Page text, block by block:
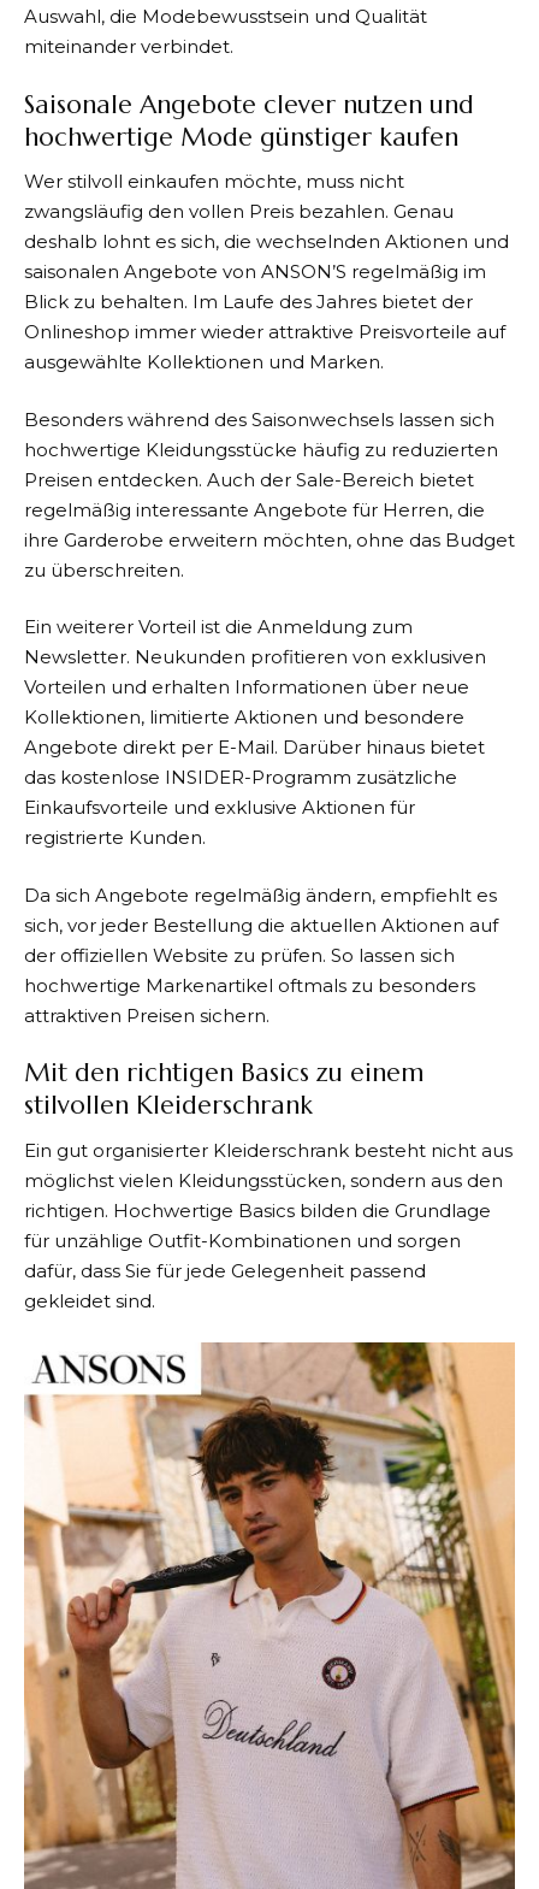
Auswahl, die Modebewusstsein und Qualität
miteinander verbindet.
Saisonale Angebote clever nutzen und
hochwertige Mode günstiger kaufen
Wer stilvoll einkaufen möchte, muss nicht
zwangsläufig den vollen Preis bezahlen. Genau
deshalb lohnt es sich, die wechselnden Aktionen und
saisonalen Angebote von ANSON’S regelmäßig im
Blick zu behalten. Im Laufe des Jahres bietet der
Onlineshop immer wieder attraktive Preisvorteile auf
ausgewählte Kollektionen und Marken.
Besonders während des Saisonwechsels lassen sich
hochwertige Kleidungsstücke häufig zu reduzierten
Preisen entdecken. Auch der Sale-Bereich bietet
regelmäßig interessante Angebote für Herren, die
ihre Garderobe erweitern möchten, ohne das Budget
zu überschreiten.
Ein weiterer Vorteil ist die Anmeldung zum
Newsletter. Neukunden profitieren von exklusiven
Vorteilen und erhalten Informationen über neue
Kollektionen, limitierte Aktionen und besondere
Angebote direkt per E-Mail. Darüber hinaus bietet
das kostenlose INSIDER-Programm zusätzliche
Einkaufsvorteile und exklusive Aktionen für
registrierte Kunden.
Da sich Angebote regelmäßig ändern, empfiehlt es
sich, vor jeder Bestellung die aktuellen Aktionen auf
der offiziellen Website zu prüfen. So lassen sich
hochwertige Markenartikel oftmals zu besonders
attraktiven Preisen sichern.
Mit den richtigen Basics zu einem
stilvollen Kleiderschrank
Ein gut organisierter Kleiderschrank besteht nicht aus
möglichst vielen Kleidungsstücken, sondern aus den
richtigen. Hochwertige Basics bilden die Grundlage
für unzählige Outfit-Kombinationen und sorgen
dafür, dass Sie für jede Gelegenheit passend
gekleidet sind.